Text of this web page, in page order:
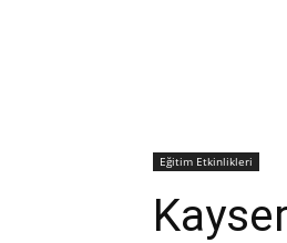
Eğitim Etkinlikleri